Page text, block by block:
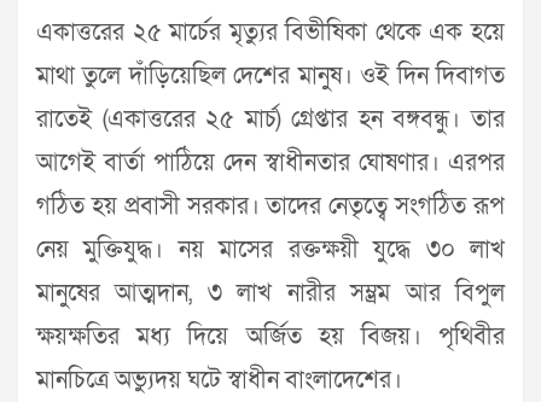
একাত্তরের ২৫ মার্চের মৃত্যুর বিভীষিকা থেকে এক হয়ে
মাথা তুলে দাঁড়িয়েছিল দেশের মানুষ। ওই দিন দিবাগত
রাতেই (একাত্তরের ২৫ মার্চ) গ্রেপ্তার হন বঙ্গবন্ধু। তার
আগেই বার্তা পাঠিয়ে দেন স্বাধীনতার ঘোষণার। এরপর
গঠিত হয় প্রবাসী সরকার। তাদের নেতৃত্বে সংগঠিত রূপ
নেয় মুক্তিযুদ্ধ। নয় মাসের রক্তক্ষয়ী যুদ্ধে ৩০ লাখ
মানুষের আত্মদান, ৩ লাখ নারীর সম্ভ্রম আর বিপুল
ক্ষয়ক্ষতির মধ্য দিয়ে অর্জিত হয় বিজয়। পৃথিবীর
মানচিত্রে অভ্যুদয় ঘটে স্বাধীন বাংলাদেশের।